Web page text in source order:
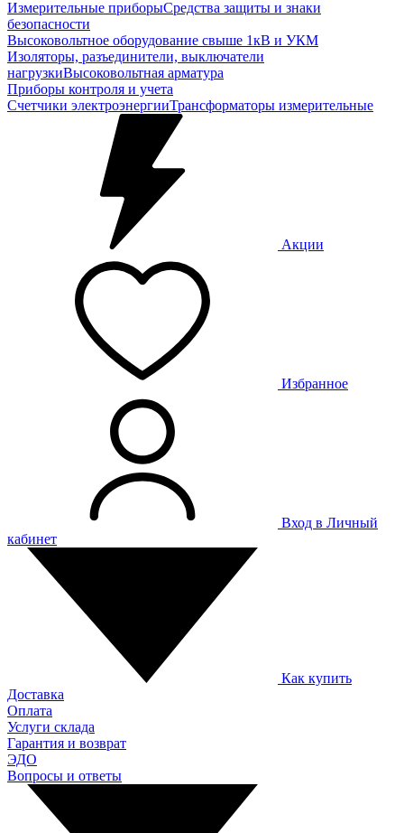
Измерительные приборыСредства защиты и знаки
безопасности
Высоковольтное оборудование свыше 1кВ и УКМ
Изоляторы, разъединители, выключатели
нагрузкиВысоковольтная арматура
Приборы контроля и учета
Счетчики электроэнергииТрансформаторы измерительные
Акции
Избранное
Вход в Личный
кабинет
Как купить
Доставка
Оплата
Услуги склада
Гарантия и возврат
ЭДО
Вопросы и ответы